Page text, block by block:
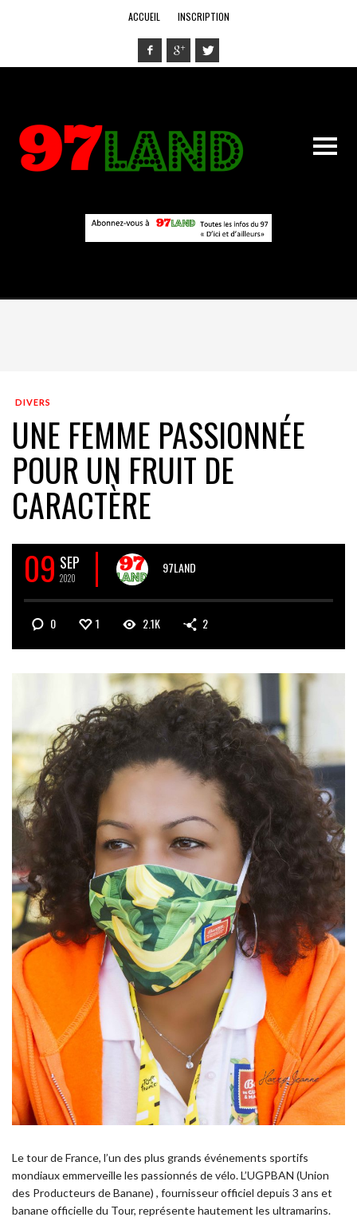
ACCUEIL INSCRIPTION
DIVERS
UNE FEMME PASSIONNÉE
POUR UN FRUIT DE
CARACTÈRE
09 SEP
2020
97LAND
0 1 2.1K 2
Le tour de France, l’un des plus grands événements sportifs
mondiaux emmerveille les passionnés de vélo. L’UGPBAN (Union
des Producteurs de Banane) , fournisseur officiel depuis 3 ans et
banane officielle du Tour, représente hautement les ultramarins.